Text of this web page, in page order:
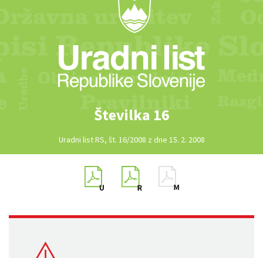
Številka 16
Uradni list RS, št. 16/2008 z dne 15. 2. 2008